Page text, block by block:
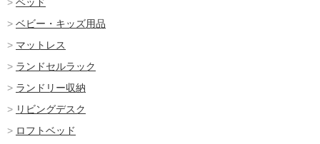
ベビー・キッズ用品
マットレス
ランドセルラック
ランドリー収納
リビングデスク
ロフトベッド